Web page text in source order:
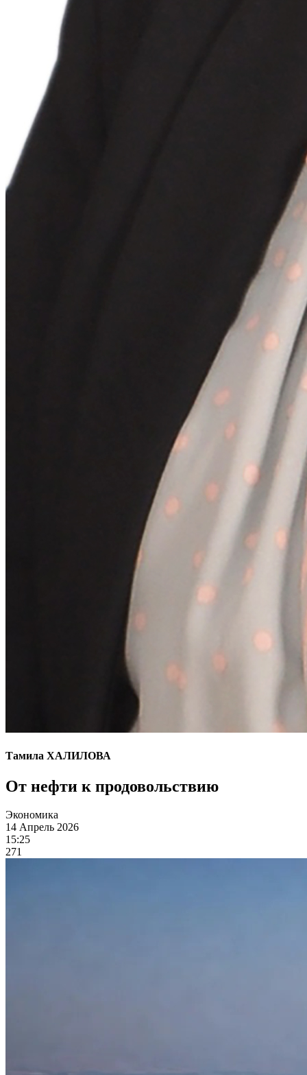
Тамила ХАЛИЛОВА
От нефти к продовольствию
Экономика
14 Апрель 2026
15:25
271